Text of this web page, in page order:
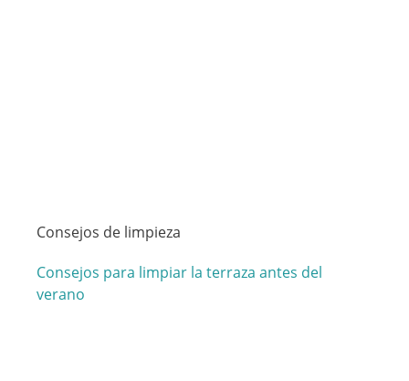
Consejos de limpieza
Consejos para limpiar la terraza antes del
verano